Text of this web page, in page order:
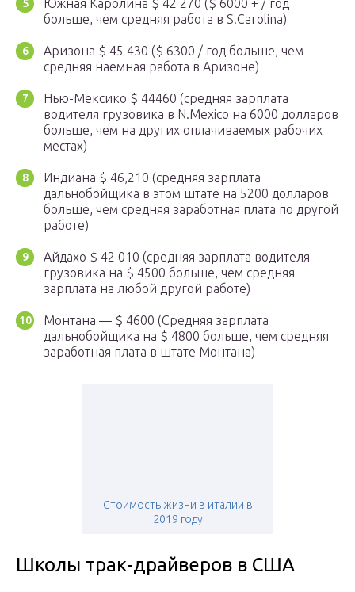
Южная Каролина $ 42 270 ($ 6000 + / год
больше, чем средняя работа в S.Carolina)
Аризона $ 45 430 ($ 6300 / год больше, чем
средняя наемная работа в Аризоне)
Нью-Мексико $ 44460 (средняя зарплата
водителя грузовика в N.Mexico на 6000 долларов
больше, чем на других оплачиваемых рабочих
местах)
Индиана $ 46,210 (средняя зарплата
дальнобойщика в этом штате на 5200 долларов
больше, чем средняя заработная плата по другой
работе)
Айдахо $ 42 010 (средняя зарплата водителя
грузовика на $ 4500 больше, чем средняя
зарплата на любой другой работе)
Монтана — $ 4600 (Средняя зарплата
дальнобойщика на $ 4800 больше, чем средняя
заработная плата в штате Монтана)
Стоимость жизни в италии в
2019 году
Школы трак-драйверов в США